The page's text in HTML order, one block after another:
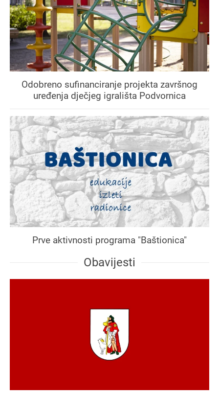
Odobreno sufinanciranje projekta završnog
uređenja dječjeg igrališta Podvornica
Prve aktivnosti programa "Baštionica"
Obavijesti